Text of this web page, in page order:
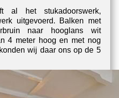
al het stukadoorswerk,
uitgevoerd. Balken met
naar hooglans wit
4 meter hoog en met nog
wij daar ons op de 5